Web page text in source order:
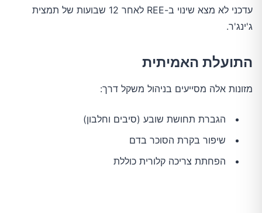
עדכני לא מצא שינוי ב-REE לאחר 12 שבועות של תמצית
ג'ינג'ר.
התועלת האמיתית
מזונות אלה מסייעים בניהול משקל דרך:
הגברת תחושת שובע (סיבים וחלבון)
שיפור בקרת הסוכר בדם
הפחתת צריכה קלורית כוללת